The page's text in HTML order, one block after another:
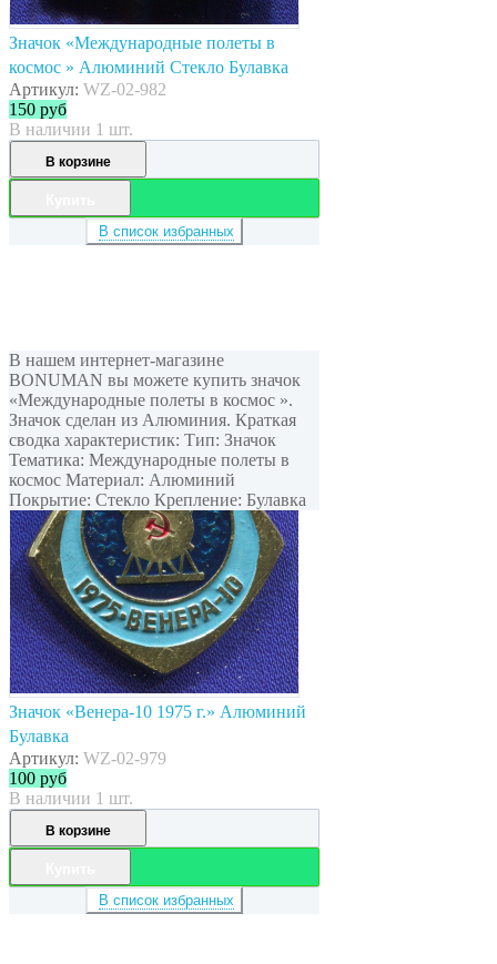
Значок «Международные полеты в
космос » Алюминий Стекло Булавка
Артикул: WZ-02-982
150 руб
В наличии 1 шт.
В корзине
В список избранных
В нашем интернет-магазине
BONUMAN вы можете купить значок
«Международные полеты в космос ».
Значок сделан из Алюминия. Краткая
сводка характеристик: Тип: Значок
Тематика: Международные полеты в
космос Материал: Алюминий
Покрытие: Стекло Крепление: Булавка
Значок «Венера-10 1975 г.» Алюминий
Булавка
Артикул: WZ-02-979
100 руб
В наличии 1 шт.
В корзине
В список избранных